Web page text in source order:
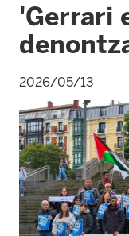
'Gerrari
2026/05/13